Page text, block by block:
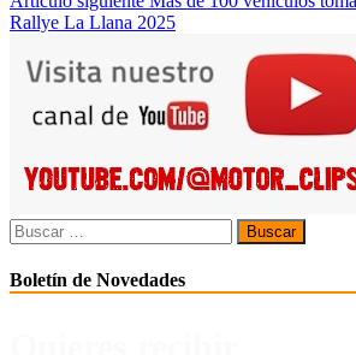
entradas
Rallye La Llana 2025
Buscar:
Boletín de Novedades